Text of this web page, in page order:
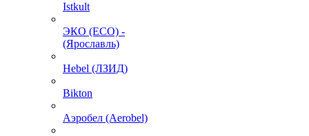
Istkult
ЭКО (ECO) -
(Ярославль)
Hebel (ЛЗИД)
Bikton
Аэробел (Aerobel)